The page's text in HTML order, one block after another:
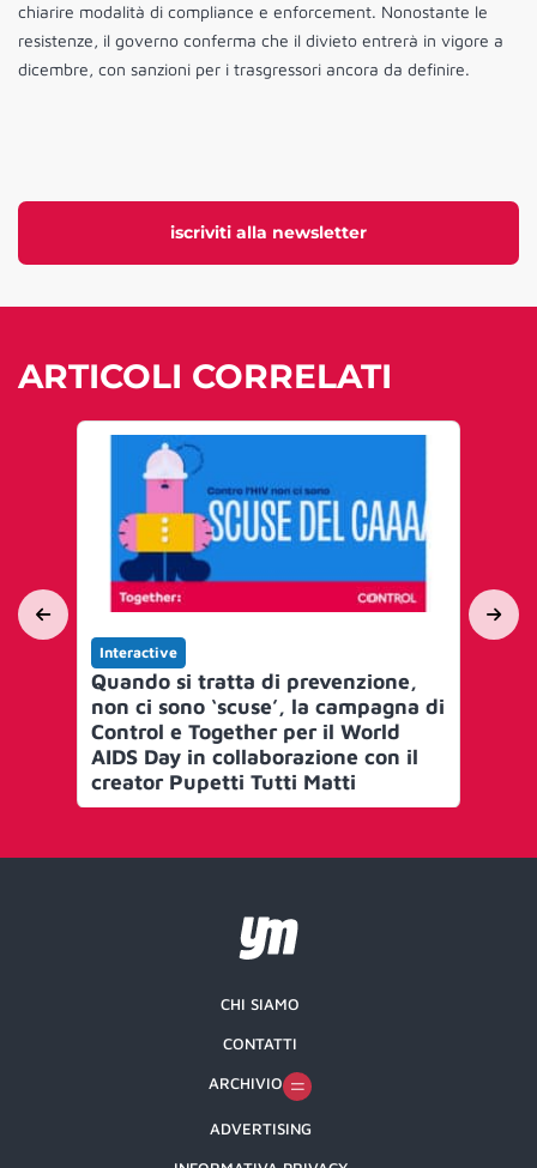
iscriviti alla newsletter
chiarire modalità di compliance e enforcement. Nonostante le
resistenze, il governo conferma che il divieto entrerà in vigore a
dicembre, con sanzioni per i trasgressori ancora da definire.
ARTICOLI CORRELATI
Interactive
Quando si tratta di prevenzione,
non ci sono ‘scuse’, la campagna di
Control e Together per il World
AIDS Day in collaborazione con il
creator Pupetti Tutti Matti
CHI SIAMO
CONTATTI
ARCHIVIO
ADVERTISING